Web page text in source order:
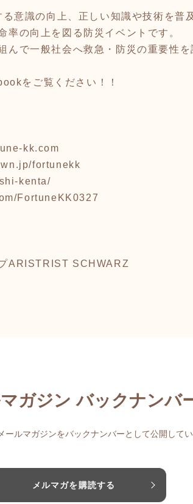
意識の向上、正しい知識や技術を普
率の向上を図る防災イベントです。
で一般社会へ救急・防災の重要性を
をご覧ください！！
kk.com
fortunekk
kenta/
FortuneKK0327
ARISTRIST SCHWARZ
ガジン バックナンバ
ールマガジンをバックナンバーとして公開してい
メルマガを購読する